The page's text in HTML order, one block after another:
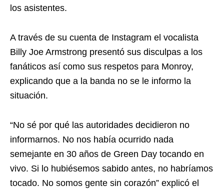
los asistentes.
A través de su cuenta de Instagram el vocalista
Billy Joe Armstrong presentó sus disculpas a los
fanáticos así como sus respetos para Monroy,
explicando que a la banda no se le informo la
situación.
“No sé por qué las autoridades decidieron no
informarnos. No nos había ocurrido nada
semejante en 30 años de Green Day tocando en
vivo. Si lo hubiésemos sabido antes, no habríamos
tocado. No somos gente sin corazón” explicó el